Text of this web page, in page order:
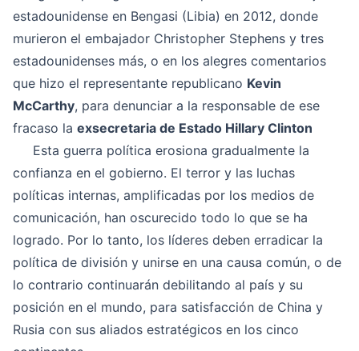
estadounidense en Bengasi (Libia) en 2012, donde
murieron el embajador Christopher Stephens y tres
estadounidenses más, o en los alegres comentarios
que hizo el representante republicano Kevin
McCarthy, para denunciar a la responsable de ese
fracaso la exsecretaria de Estado Hillary Clinton
Esta guerra política erosiona gradualmente la
confianza en el gobierno. El terror y las luchas
políticas internas, amplificadas por los medios de
comunicación, han oscurecido todo lo que se ha
logrado. Por lo tanto, los líderes deben erradicar la
política de división y unirse en una causa común, o de
lo contrario continuarán debilitando al país y su
posición en el mundo, para satisfacción de China y
Rusia con sus aliados estratégicos en los cinco